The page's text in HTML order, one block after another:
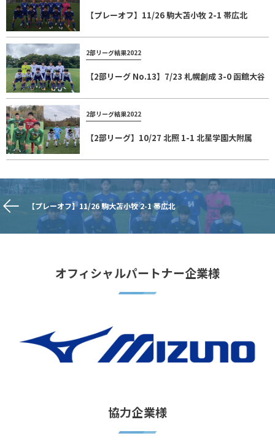
【プレーオフ】11/26 駒大苫小牧 2-1 帯広北
2部リーグ結果2022
【2部リーグ No.13】7/23 札幌創成 3-0 函館大谷
2部リーグ結果2022
【2部リーグ】10/27 北照 1-1 北星学園大附属
【プレーオフ】11/26 駒大苫小牧 2-1 帯広北
オフィシャルパートナー企業様
協力企業様